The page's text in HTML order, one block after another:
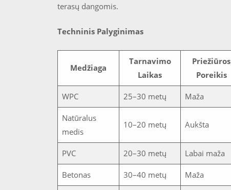
terasų dangomis.
Techninis Palyginimas
Medžiaga
Tarnavimo
Laikas
Priežiūros
Poreikis
WPC 25–30 metų Maža
Natūralus
medis
10–20 metų Aukšta
PVC 20–30 metų Labai maža
Betonas 30–40 metų Maža